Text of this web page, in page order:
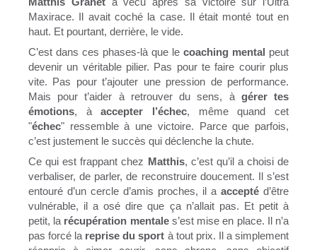
Maxirace. Il avait coché la case. Il était monté tout en
haut. Et pourtant, derrière, le vide.
C’est dans ces phases-là que le coaching mental peut
devenir un véritable pilier. Pas pour te faire courir plus
vite. Pas pour t’ajouter une pression de performance.
Mais pour t’aider à retrouver du sens, à gérer tes
émotions, àaccepter l’échec, même quand cet
"échec" ressemble à une victoire. Parce que parfois,
c’est justement le succès qui déclenche la chute.
Ce qui est frappant chez Matthis, c’est qu’il a choisi de
verbaliser, de parler, de reconstruire doucement. Il s’est
entouré d’un cercle d’amis proches, il a accepté d’être
vulnérable, il a osé dire que ça n’allait pas. Et petit à
petit, la récupération mentales’est mise en place. Il n’a
pas forcé la reprise du sport à tout prix. Il a simplement